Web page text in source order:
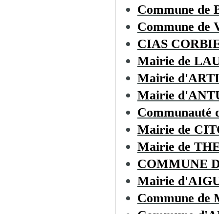
Commune de
Commune de
CIAS
Mairie de
Mairie
Mairie
Communauté
Mairie de
Mairie de
COMMUNE
Mairie
Commune de